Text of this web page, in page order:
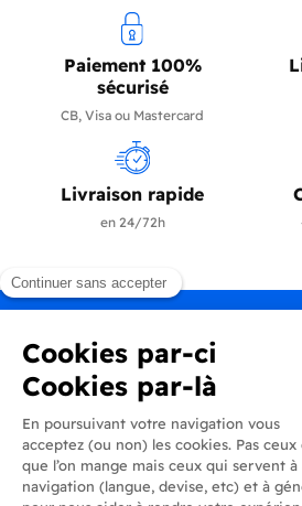
Paiement 100%
sécurisé
CB, Visa ou Mastercard
Livraison rapide
en 24/72h